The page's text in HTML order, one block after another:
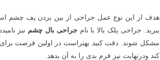
هدف از این نوع عمل جراحی از بین بردن پف چشم
ببرید. جراحی پلک بالا با نامجراحی بال چشم نیز
مشکل شوند. دقت کنید بهتراست در اولین فرصت برای
کند ودرنهایت نیز فرم بدی را به آن بدهد.